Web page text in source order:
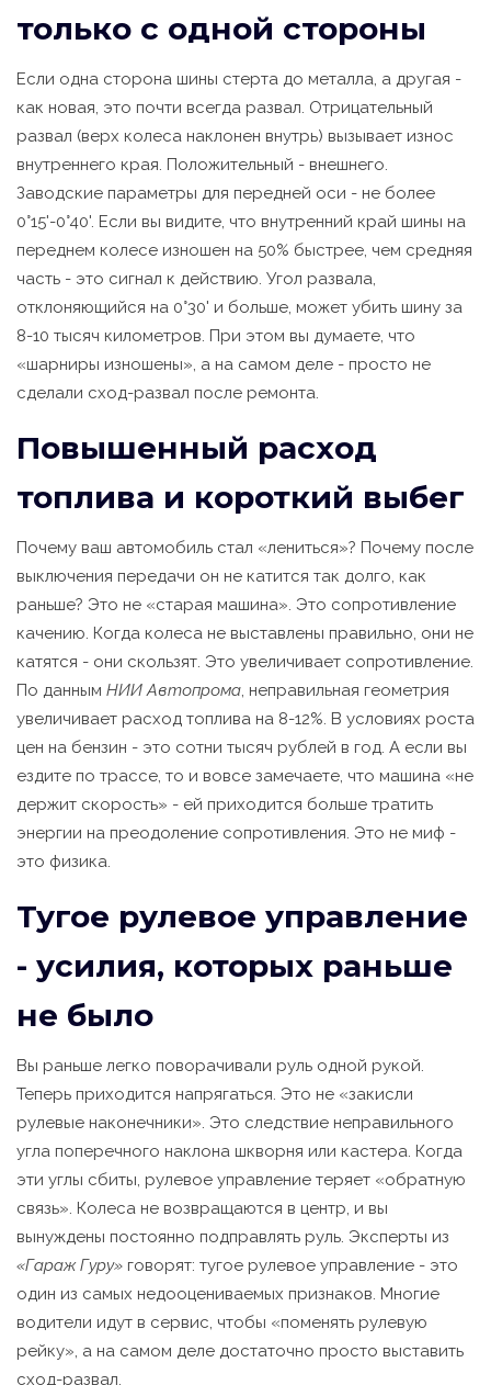
только с одной стороны
Если одна сторона шины стерта до металла, а другая -
как новая, это почти всегда развал. Отрицательный
развал (верх колеса наклонен внутрь) вызывает износ
внутреннего края. Положительный - внешнего.
Заводские параметры для передней оси - не более
0°15'-0°40'. Если вы видите, что внутренний край шины на
переднем колесе изношен на 50% быстрее, чем средняя
часть - это сигнал к действию. Угол развала,
отклоняющийся на 0°30' и больше, может убить шину за
8-10 тысяч километров. При этом вы думаете, что
«шарниры изношены», а на самом деле - просто не
сделали сход-развал после ремонта.
Повышенный расход
топлива и короткий выбег
Почему ваш автомобиль стал «лениться»? Почему после
выключения передачи он не катится так долго, как
раньше? Это не «старая машина». Это сопротивление
качению. Когда колеса не выставлены правильно, они не
катятся - они скользят. Это увеличивает сопротивление.
По данным НИИ Автопрома, неправильная геометрия
увеличивает расход топлива на 8-12%. В условиях роста
цен на бензин - это сотни тысяч рублей в год. А если вы
ездите по трассе, то и вовсе замечаете, что машина «не
держит скорость» - ей приходится больше тратить
энергии на преодоление сопротивления. Это не миф -
это физика.
Тугое рулевое управление
- усилия, которых раньше
не было
Вы раньше легко поворачивали руль одной рукой.
Теперь приходится напрягаться. Это не «закисли
рулевые наконечники». Это следствие неправильного
угла поперечного наклона шкворня или кастера. Когда
эти углы сбиты, рулевое управление теряет «обратную
связь». Колеса не возвращаются в центр, и вы
вынуждены постоянно подправлять руль. Эксперты из
«Гараж Гуру» говорят: тугое рулевое управление - это
один из самых недооцениваемых признаков. Многие
водители идут в сервис, чтобы «поменять рулевую
рейку», а на самом деле достаточно просто выставить
сход-развал.